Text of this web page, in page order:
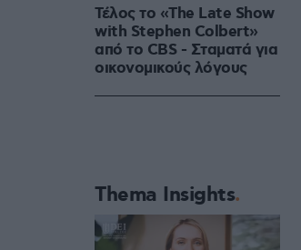
Τέλος το «The Late Show
with Stephen Colbert»
από το CBS - Σταματά για
οικονομικούς λόγους
Thema Insights